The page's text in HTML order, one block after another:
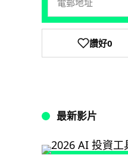
讚好0
最新影片